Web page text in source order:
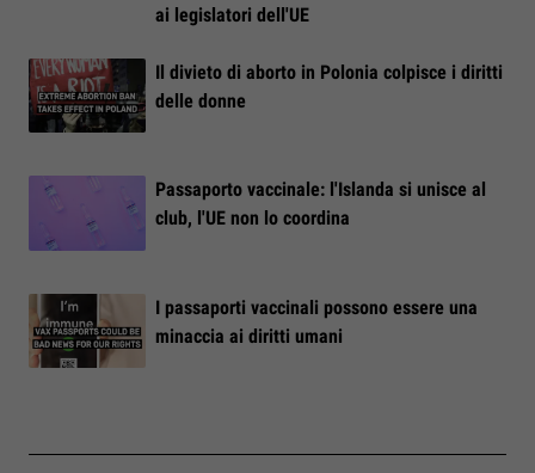
ai legislatori dell'UE
Il divieto di aborto in Polonia colpisce i diritti
delle donne
Passaporto vaccinale: l'Islanda si unisce al
club, l'UE non lo coordina
I passaporti vaccinali possono essere una
minaccia ai diritti umani